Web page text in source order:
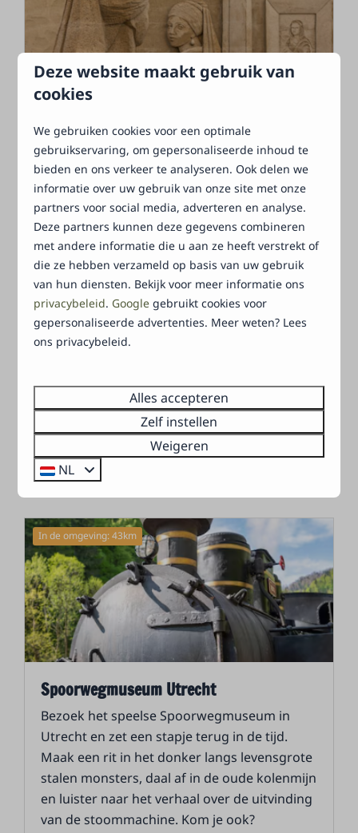
Zandverhalen Elburg
Zandverhalen Elburg biedt een unieke
ervaring voor jong en oud. Een ervaring met
een mix van kunst en verhalen, verteld
doormiddel van zand. Prachtige zandcreaties
geïnspireerd door historische
gebeurtenissen en bekende verhalen. Kijk je
ogen uit en doe inspiratie op voor je
volgende strand bezoek, misschien komt jou
kunst werk ook wel hier te staan 😉
Terug naar omgeving
In de omgeving: 43km
Spoorwegmuseum Utrecht
Bezoek het speelse Spoorwegmuseum in
Utrecht en zet een stapje terug in de tijd.
Maak een rit in het donker langs levensgrote
stalen monsters, daal af in de oude kolenmijn
en luister naar het verhaal over de uitvinding
van de stoommachine. Kom je ook?
Deze website maakt gebruik van
cookies
We gebruiken cookies voor een optimale
gebruikservaring, om gepersonaliseerde inhoud te
bieden en ons verkeer te analyseren. Ook delen we
informatie over uw gebruik van onze site met onze
partners voor social media, adverteren en analyse.
Deze partners kunnen deze gegevens combineren
met andere informatie die u aan ze heeft verstrekt of
die ze hebben verzameld op basis van uw gebruik
van hun diensten. Bekijk voor meer informatie ons
privacybeleid. Google gebruikt cookies voor
gepersonaliseerde advertenties. Meer weten? Lees
ons privacybeleid.
Alles accepteren
Zelf instellen
Weigeren
NL